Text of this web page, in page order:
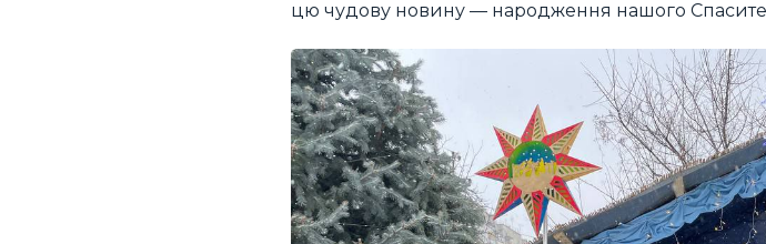
цю чудову новину — народження нашого